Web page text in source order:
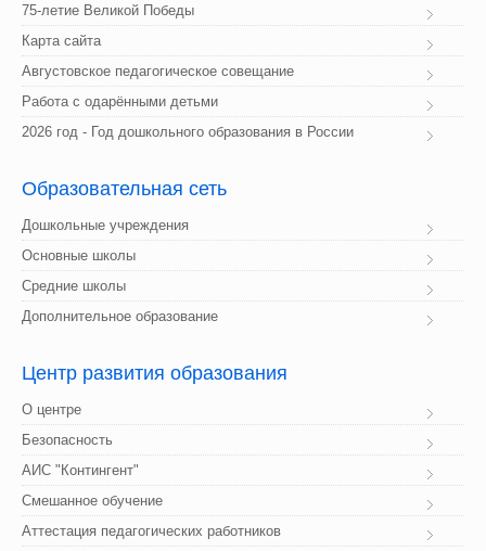
75-летие Великой Победы
Карта сайта
Августовское педагогическое совещание
Работа с одарёнными детьми
2026 год - Год дошкольного образования в России
Образовательная сеть
Дошкольные учреждения
Основные школы
Средние школы
Дополнительное образование
Центр развития образования
О центре
Безопасность
АИС "Контингент"
Смешанное обучение
Аттестация педагогических работников